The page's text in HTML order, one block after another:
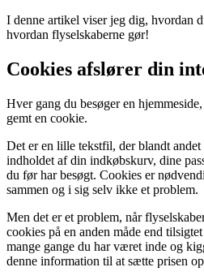
I denne artikel viser jeg dig, hvordan
hvordan flyselskaberne gør!
Cookies afslører din
Hver gang du besøger en
gemt en cookie.
Det er en lille tekstfil, der blandt
indholdet af din indkøbskurv, dine
du før har besøgt. Cookies er
sammen og i sig selv ikke et problem.
Men det er et problem, når
cookies på en anden måde end
mange gange du har været inde og
denne information til at sætte prisen